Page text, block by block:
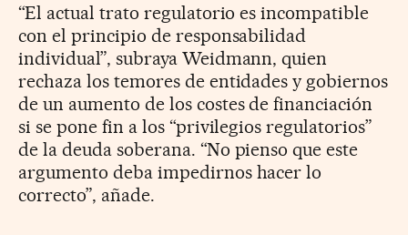
“El actual trato regulatorio es incompatible
con el principio de responsabilidad
individual”, subraya Weidmann, quien
rechaza los temores de entidades y gobiernos
de un aumento de los costes de financiación
si se pone fin a los “privilegios regulatorios”
de la deuda soberana. “No pienso que este
argumento deba impedirnos hacer lo
correcto”, añade.